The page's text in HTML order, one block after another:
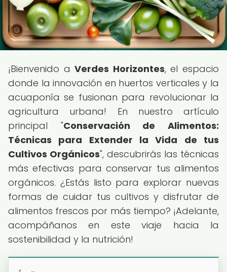
¡Bienvenido aVerdes Horizontes, el espacio
donde la innovación en huertos verticales y la
acuaponía se fusionan para revolucionar la
agricultura urbana! En nuestro artículo
principal "Conservación de Alimentos:
Técnicas para Extender la Vida de tus
Cultivos Orgánicos", descubrirás las técnicas
más efectivas para conservar tus alimentos
orgánicos. ¿Estás listo para explorar nuevas
formas de cuidar tus cultivos y disfrutar de
alimentos frescos por más tiempo? ¡Adelante,
acompáñanos en este viaje hacia la
sostenibilidad y la nutrición!